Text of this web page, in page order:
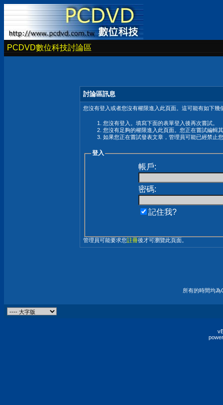
PCDVD數位科技討論區
討論區訊息
您沒有登入或者您沒有權限進入此頁面。這可能有如下幾
您沒有登入。填寫下面的表單登入後再次嘗試。
您沒有足夠的權限進入此頁面。您正在嘗試編輯
如果您正在嘗試發表文章，管理員可能已經禁止
登入
帳戶:
密碼:
記住我?
管理員可能要求您註冊後才可瀏覽此頁面。
所有的時間均為